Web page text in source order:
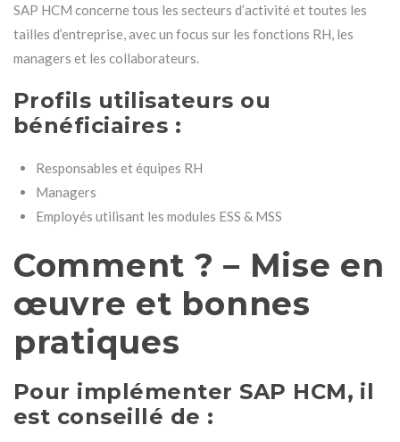
SAP HCM concerne tous les secteurs d’activité et toutes les
tailles d’entreprise, avec un focus sur les fonctions RH, les
managers et les collaborateurs.
Profils utilisateurs ou
bénéficiaires :
Responsables et équipes RH
Managers
Employés utilisant les modules ESS & MSS
Comment ? – Mise en
œuvre et bonnes
pratiques
Pour implémenter SAP HCM, il
est conseillé de :